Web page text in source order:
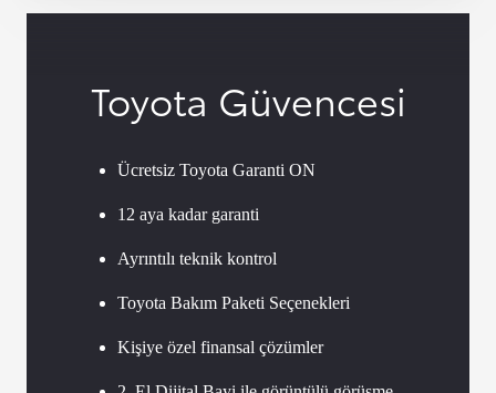
Toyota Güvencesi
Ücretsiz Toyota Garanti ON
12 aya kadar garanti
Ayrıntılı teknik kontrol
Toyota Bakım Paketi Seçenekleri
Kişiye özel finansal çözümler